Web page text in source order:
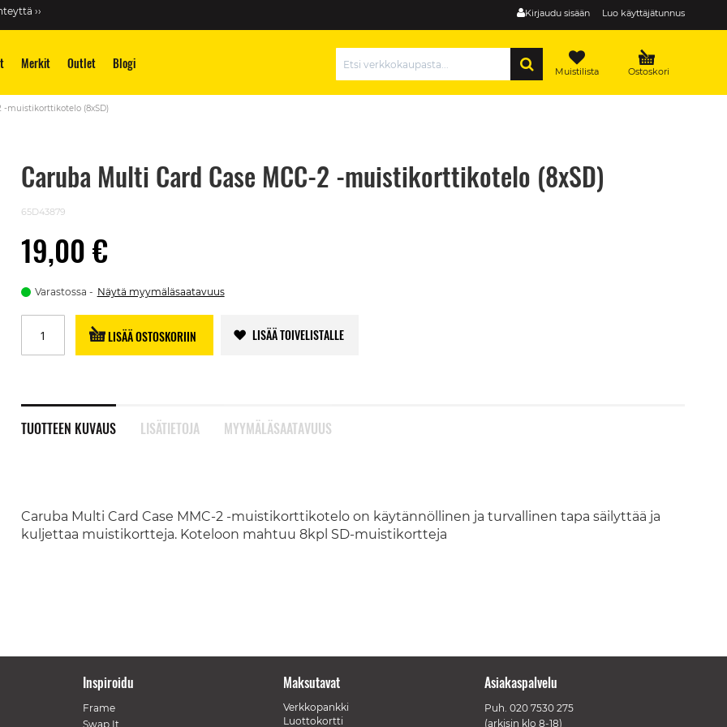
Kirjaudu sisään Luo käyttäjätunnus
››
Merkit Outlet Blogi Ostoskori
Muistilista
-muistikorttikotelo (8xSD)
Caruba Multi Card Case MCC-2 -muistikorttikotelo (8xSD)
65D43879
19,00 €
Varastossa Näytä myymäläsaatavuus
LISÄÄ OSTOSKORIIN LISÄÄ TOIVELISTALLE
TUOTTEEN KUVAUS
Caruba Multi Card Case MMC-2 -muistikorttikotelo on käytännöllinen ja turvallinen tapa säilyttää ja
kuljettaa muistikortteja. Koteloon mahtuu 8kpl SD-muistikortteja
LISÄTIETOJA MYYMÄLÄSAATAVUUS
Inspiroidu
Frame
Swap It
Maksutavat
Verkkopankki
Luottokortti
Asiakaspalvelu
Puh. 020 7530 275
(arkisin klo 8-18)